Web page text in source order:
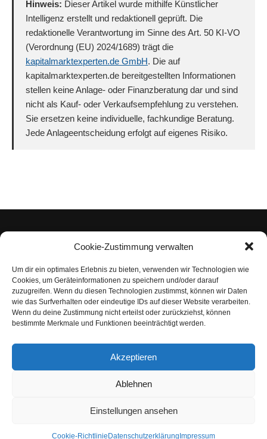
Cookie-Zustimmung verwalten
Um dir ein optimales Erlebnis zu bieten, verwenden wir Technologien wie
Cookies, um Geräteinformationen zu speichern und/oder darauf
zuzugreifen. Wenn du diesen Technologien zustimmst, können wir Daten
wie das Surfverhalten oder eindeutige IDs auf dieser Website verarbeiten.
Wenn du deine Zustimmung nicht erteilst oder zurückziehst, können
bestimmte Merkmale und Funktionen beeinträchtigt werden.
Akzeptieren
Ablehnen
Einstellungen ansehen
Cookie-Richtlinie Datenschutzerklärung Impressum
Hinweis: Dieser Artikel wurde mithilfe Künstlicher
Intelligenz erstellt und redaktionell geprüft. Die
redaktionelle Verantwortung im Sinne des Art. 50 KI-VO
(Verordnung (EU) 2024/1689) trägt die
kapitalmarktexperten.de GmbH. Die auf
kapitalmarktexperten.de bereitgestellten Informationen
stellen keine Anlage- oder Finanzberatung dar und sind
nicht als Kauf- oder Verkaufsempfehlung zu verstehen.
Sie ersetzen keine individuelle, fachkundige Beratung.
Jede Anlageentscheidung erfolgt auf eigenes Risiko.
Impressum
Datenschutzerklärung
Nutzungsbedingungen | Haftungsausschluss
AGB